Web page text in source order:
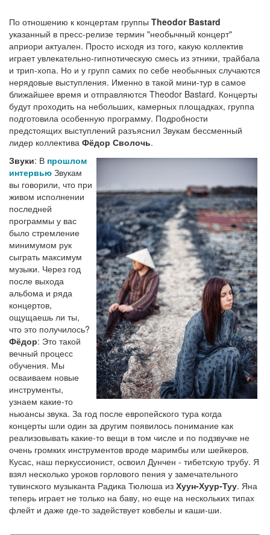
По отношению к концертам группы Theodor Bastard
указанный в пресс-релизе термин "необычный концерт"
априори актуален. Просто исходя из того, какую коллектив
играет увлекательно-гипнотическую смесь из этники, трайбала
и трип-хопа. Но и у групп самих по себе необычных случаются
нерядовые выступления. Именно в такой мини-тур в самое
ближайшее время и отправляются Theodor Bastard. Концерты
будут проходить на небольших, камерных площадках, группа
подготовила особенную программу. Подробности
предстоящих выступлений разъяснил Звукам бессменный
лидер коллектива Фёдор Сволочь.
Звуки: В прошлом
интервью Звукам
вы говорили, что при
живом исполнении
последней
программы у вас
было стремление
минимумом рук
сыграть максимум
музыки. Через год
после выхода
альбома и ряда
концертов,
ощущаешь ли ты,
что это получилось?
Фёдор: Это такой
вечный процесс
обучения. Мы
осваиваем новые
инструменты,
узнаем какие-то
ньюансы звука. За год после европейского тура когда
концерты шли один за другим появилось понимание как
реализовывать какие-то вещи в том числе и по подзвучке не
очень громких инструментов вроде маримбы или шейкеров.
Кусас, наш перкуссионист, освоил Дунчен - тибетскую трубу. Я
взял несколько уроков горлового пения у замечательного
тувинского музыканта Радика Тюлюша из Хуун-Хуур-Туу. Яна
теперь играет не только на баву, но еще на нескольких типах
флейт и даже где-то задействует ковбелы и каши-ши.